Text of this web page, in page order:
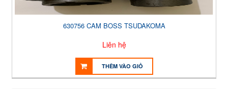
630756 CAM BOSS TSUDAKOMA
Liên hệ
THÊM VÀO GIỎ